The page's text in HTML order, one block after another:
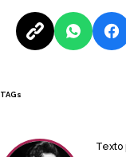
TAGs
Texto